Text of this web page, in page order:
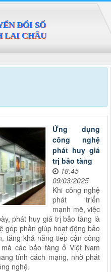
Ứng dụng
công nghệ
phát huy giá
trị bảo tàng
18:45
09/03/2025
Khi công nghệ
phát triển
mạnh mẽ, việc
phát huy giá trị bảo tàng là
góp phần giúp hoạt động bảo
tăng khả năng tiếp cận công
các bảo tàng ở Việt Nam
tính cách mạng, nhờ phát
nghệ.